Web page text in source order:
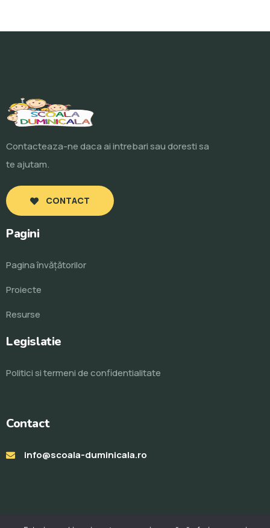
Contacteaza-ne daca ai intrebari sau doresti sa
te ajutam.
CONTACT
Pagini
Pagina învăţătorilor
Proiecte
Resurse
Legislatie
Politici si termeni de confidentialitate
Contact
info@scoala-duminicala.ro